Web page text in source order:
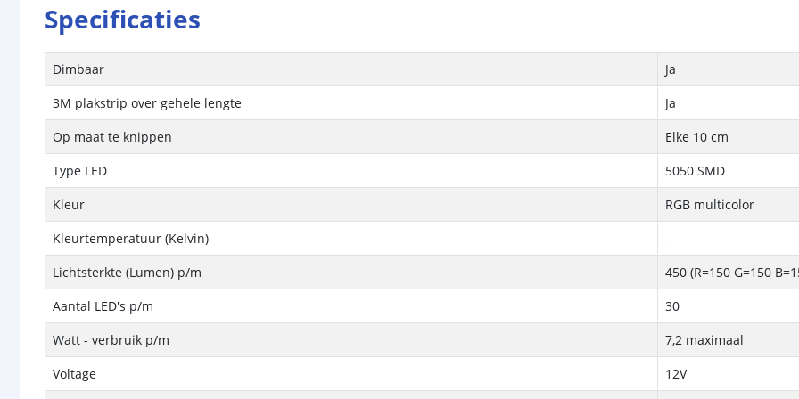
Specificaties
Dimbaar
Ja
3M plakstrip over gehele lengte
Ja
Op maat te knippen
Elke 10 cm
Type LED
5050 SMD
Kleur
RGB multicolor
Kleurtemperatuur (Kelvin)
-
Lichtsterkte (Lumen) p/m
450 (R=150 G=150
Aantal LED's p/m
30
Watt - verbruik p/m
7,2 maximaal
Voltage
12V